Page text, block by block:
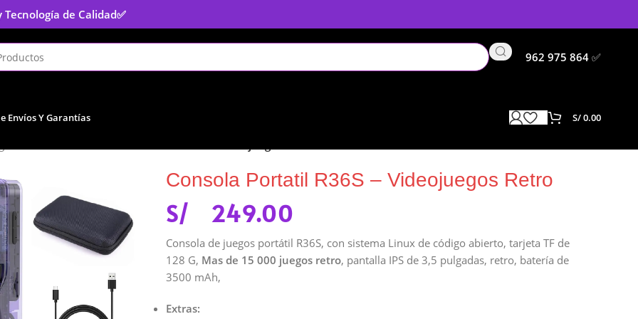
Tecnología de Calidad✅
962 975 864 ✅
Envíos Y Garantías S/0.00
Consola Portatil R36S – Videojuegos Retro
S/ 249.00
Consola de juegos portátil R36S, con sistema Linux de código abierto, tarjeta TF de
128 G, Mas de 15 000 juegos retro, pantalla IPS de 3,5 pulgadas, retro, batería de
3500 mAh,
Extras: